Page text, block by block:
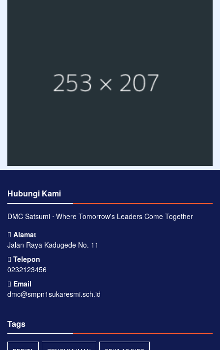
Hubungi Kami
DMC Satsumi ⋅ Where Tomorrow's Leaders Come Together
Alamat
Jalan Raya Kadugede No. 11
Telepon
0232123456
Email
dmc@smpn1sukaresmi.sch.id
Tags